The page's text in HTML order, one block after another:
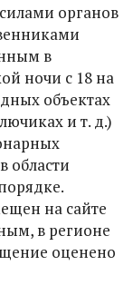
органов
в
ночи с 18 на
объектах
и т. д.)
области
на сайте
в регионе
оценено